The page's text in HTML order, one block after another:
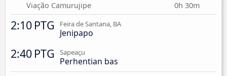
Viação Camurujipe
0h 30m
2:10 PTG Feira de Santana, BA
Jenipapo
2:40 PTG Sapeaçu
Perhentian bas